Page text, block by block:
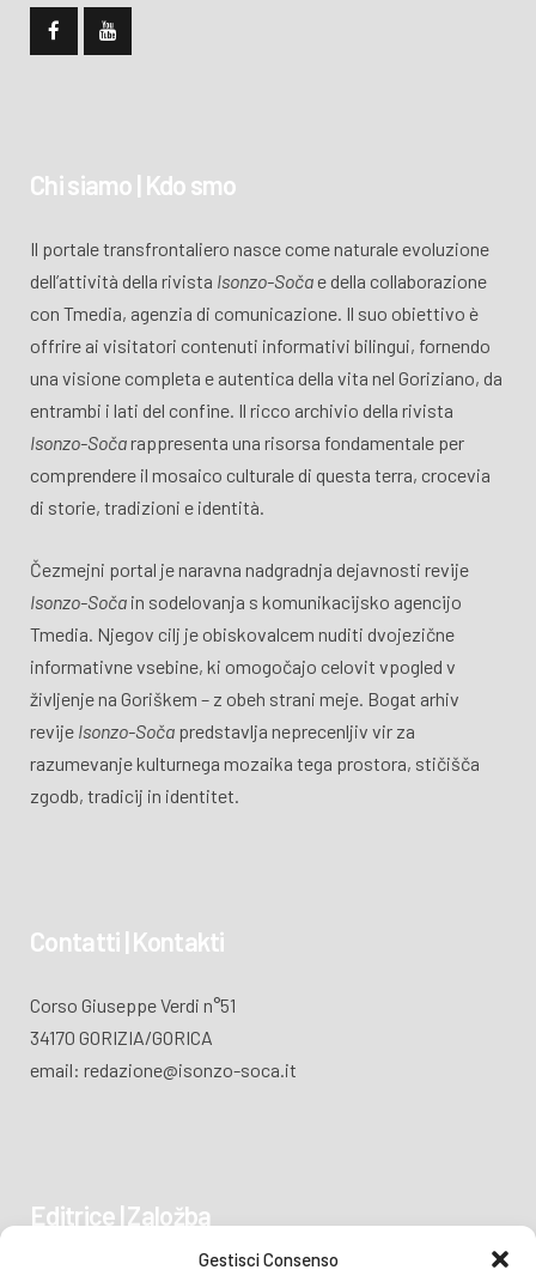
Gestisci Consenso
Chi siamo | Kdo smo
Il portale transfrontaliero nasce come naturale evoluzione
dell’attività della rivista Isonzo-Sočae della collaborazione
con Tmedia, agenzia di comunicazione. Il suo obiettivo è
offrire ai visitatori contenuti informativi bilingui, fornendo
una visione completa e autentica della vita nel Goriziano, da
entrambi i lati del confine. Il ricco archivio della rivista
Isonzo-Sočarappresenta una risorsa fondamentale per
comprendere il mosaico culturale di questa terra, crocevia
di storie, tradizioni e identità.
Čezmejni portal je naravna nadgradnja dejavnosti revije
Isonzo-Soča in sodelovanja s komunikacijsko agencijo
Tmedia. Njegov cilj je obiskovalcem nuditi dvojezične
informativne vsebine, ki omogočajo celovit vpogled v
življenje na Goriškem – z obeh strani meje. Bogat arhiv
revije Isonzo-Soča predstavlja neprecenljiv vir za
razumevanje kulturnega mozaika tega prostora, stičišča
zgodb, tradicij in identitet.
Contatti | Kontakti
Corso Giuseppe Verdi n°51
34170 GORIZIA/GORICA
email: redazione@isonzo-soca.it
Editrice | Založba